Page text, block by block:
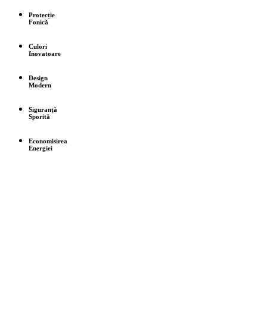
Protecție
Fonică
Culori
Inovatoare
Design
Modern
Siguranță
Sporită
Economisirea
Energiei